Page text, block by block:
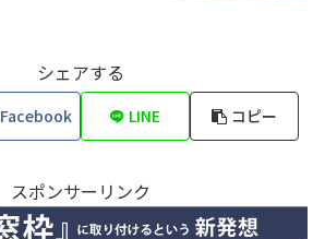
シェアする
Facebook LINE コピー
スポンサーリンク